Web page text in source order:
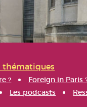
thématiques
? Foreign in Paris
Les podcasts